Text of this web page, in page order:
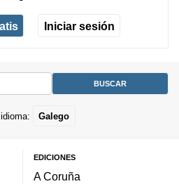
Iniciar sesión
Galego
EDICIONES
A Coruña